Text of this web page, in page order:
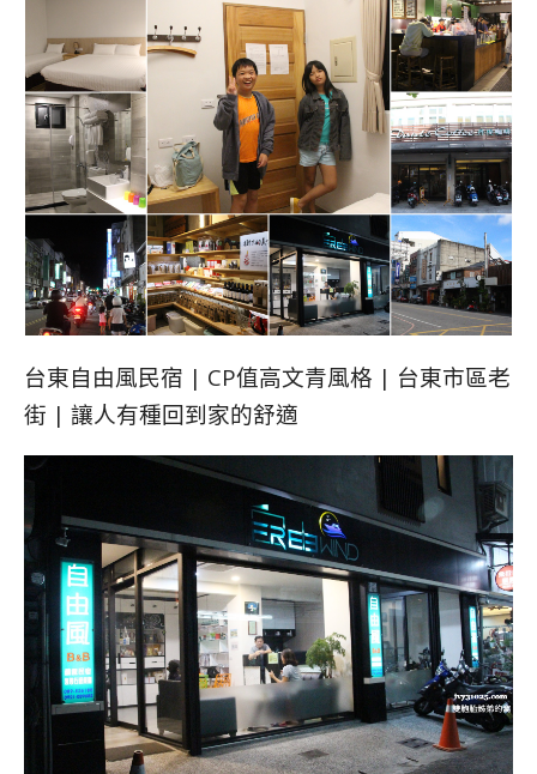
台東自由風民宿 | CP值高文青風格 | 台東市區老
街 | 讓人有種回到家的舒適